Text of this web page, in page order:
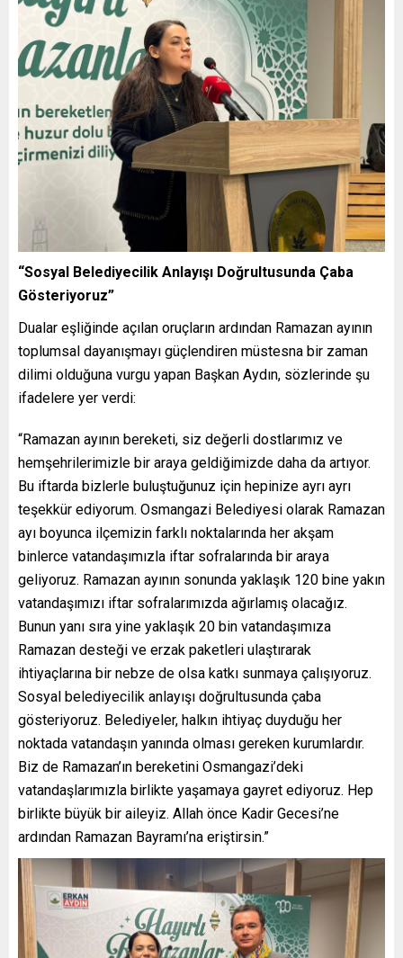
“Sosyal Belediyecilik Anlayışı Doğrultusunda Çaba
Gösteriyoruz”
Dualar eşliğinde açılan oruçların ardından Ramazan ayının
toplumsal dayanışmayı güçlendiren müstesna bir zaman
dilimi olduğuna vurgu yapan Başkan Aydın, sözlerinde şu
ifadelere yer verdi:
“Ramazan ayının bereketi, siz değerli dostlarımız ve
hemşehrilerimizle bir araya geldiğimizde daha da artıyor.
Bu iftarda bizlerle buluştuğunuz için hepinize ayrı ayrı
teşekkür ediyorum. Osmangazi Belediyesi olarak Ramazan
ayı boyunca ilçemizin farklı noktalarında her akşam
binlerce vatandaşımızla iftar sofralarında bir araya
geliyoruz. Ramazan ayının sonunda yaklaşık 120 bine yakın
vatandaşımızı iftar sofralarımızda ağırlamış olacağız.
Bunun yanı sıra yine yaklaşık 20 bin vatandaşımıza
Ramazan desteği ve erzak paketleri ulaştırarak
ihtiyaçlarına bir nebze de olsa katkı sunmaya çalışıyoruz.
Sosyal belediyecilik anlayışı doğrultusunda çaba
gösteriyoruz. Belediyeler, halkın ihtiyaç duyduğu her
noktada vatandaşın yanında olması gereken kurumlardır.
Biz de Ramazan’ın bereketini Osmangazi’deki
vatandaşlarımızla birlikte yaşamaya gayret ediyoruz. Hep
birlikte büyük bir aileyiz. Allah önce Kadir Gecesi’ne
ardından Ramazan Bayramı’na eriştirsin.”